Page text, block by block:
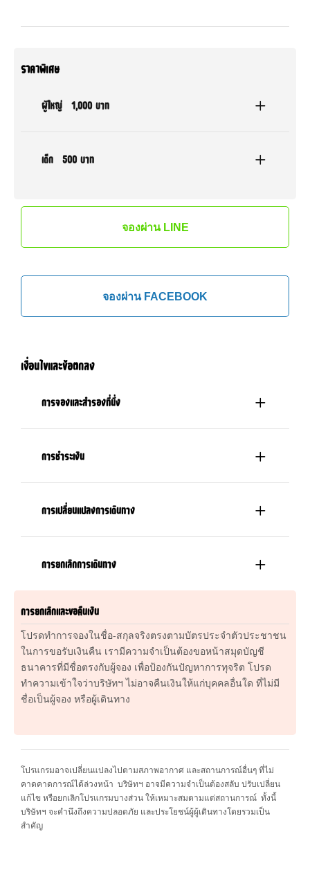
ราคาพิเศษ
ผู้ใหญ่ 1,000 บาท
เด็ก 500 บาท
จองผ่าน LINE
จองผ่าน FACEBOOK
เงื่อนไขและข้อตกลง
การจองและสำรองที่นั่ง
การชำระเงิน
การเปลี่ยนแปลงการเดินทาง
การยกเลิกการเดินทาง
การยกเลิกและขอคืนเงิน
โปรดทำการจองในชื่อ-สกุลจริงตรงตามบัตรประจำตัวประชาชน
ในการขอรับเงินคืน เรามีความจำเป็นต้องขอหน้าสมุดบัญชี
ธนาคารที่มีชื่อตรงกับผู้จอง เพื่อป้องกันปัญหาการทุจริต โปรด
ทำความเข้าใจว่าบริษัทฯ ไม่อาจคืนเงินให้แก่บุคคลอื่นใด ที่ไม่มี
ชื่อเป็นผู้จอง หรือผู้เดินทาง
โปรแกรมอาจเปลี่ยนแปลงไปตามสภาพอากาศ และสถานการณ์อื่นๆ ที่ไม่
คาดคาดการณ์ได้ล่วงหน้า บริษัทฯ อาจมีความจำเป็นต้องสลับ ปรับเปลี่ยน
แก้ไข หรือยกเลิกโปรแกรมบางส่วน ให้เหมาะสมตามแต่สถานการณ์ ทั้งนี้
บริษัทฯ จะคำนึงถึงความปลอดภัย และประโยชน์ผู้ผู้เดินทางโดยรวมเป็น
สำคัญ